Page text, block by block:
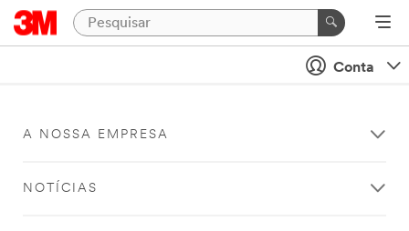
Conta
A NOSSA EMPRESA
NOTÍCIAS